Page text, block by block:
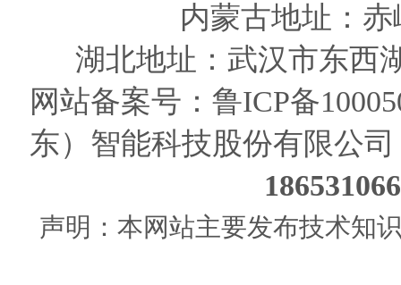
内蒙古地址：
湖北地址：武汉市东西
网站备案号： 鲁ICP备
东）智能科技股份有限公司
声明：本网站主要发布技术知